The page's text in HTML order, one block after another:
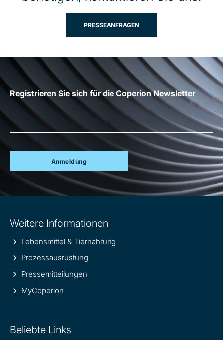
PRESSEANFRAGEN
Registrieren Sie sich für die Coperion Newsletter
Anmeldung
information
Weitere Informationen
Lebensmittel & Tiernahrung
Prozessausrüstung
Pressemitteilungen
MyCoperion
Beliebte Links